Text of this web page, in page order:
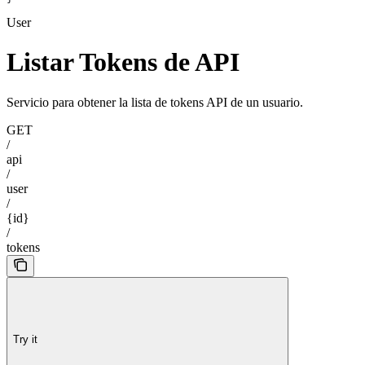
User
Listar Tokens de API
Servicio para obtener la lista de tokens API de un usuario.
GET
/
api
/
user
/
{id}
/
tokens
Try it